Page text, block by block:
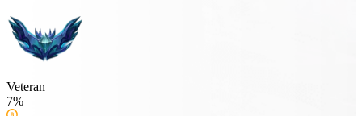
Veteran
7%